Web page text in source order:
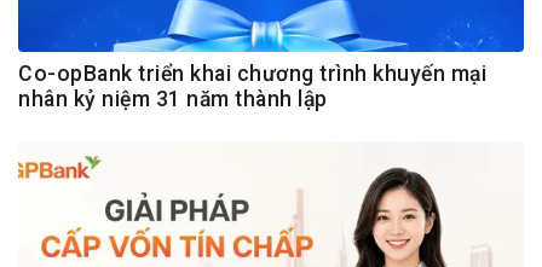
Co-opBank triển khai chương trình khuyến mại
nhân kỷ niệm 31 năm thành lập